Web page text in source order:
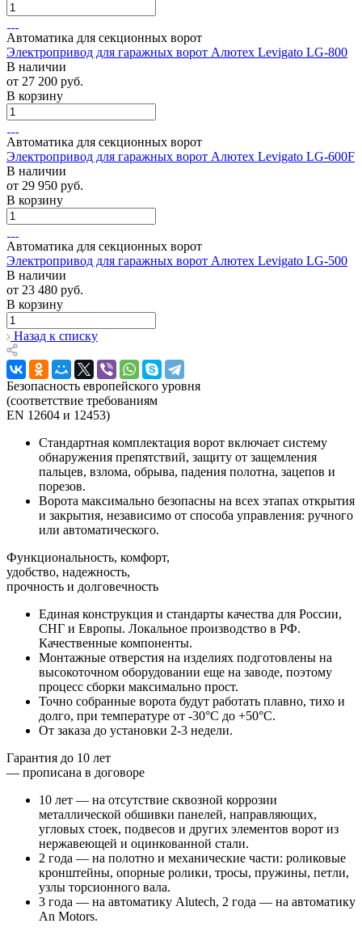
Автоматика для секционных ворот
Электропривод для гаражных ворот Алютех Levigato LG-800
В наличии
от 27 200 руб.
В корзину
Автоматика для секционных ворот
Электропривод для гаражных ворот Алютех Levigato LG-600F
В наличии
от 29 950 руб.
В корзину
Автоматика для секционных ворот
Электропривод для гаражных ворот Алютех Levigato LG-500
В наличии
от 23 480 руб.
В корзину
Назад к списку
Безопасность европейского уровня
(соответствие требованиям
EN 12604 и 12453)
Стандартная комплектация ворот включает систему
обнаружения препятствий, защиту от защемления
пальцев, взлома, обрыва, падения полотна, зацепов и
порезов.
Ворота максимально безопасны на всех этапах открытия
и закрытия, независимо от способа управления: ручного
или автоматического.
Функциональность, комфорт,
удобство, надежность,
прочность и долговечность
Единая конструкция и стандарты качества для России,
СНГ и Европы. Локальное производство в РФ.
Качественные компоненты.
Монтажные отверстия на изделиях подготовлены на
высокоточном оборудовании еще на заводе, поэтому
процесс сборки максимально прост.
Точно собранные ворота будут работать плавно, тихо и
долго, при температуре от -30°C до +50°C.
От заказа до установки 2-3 недели.
Гарантия до 10 лет
— прописана в договоре
10 лет — на отсутствие сквозной коррозии
металлической обшивки панелей, направляющих,
угловых стоек, подвесов и других элементов ворот из
нержавеющей и оцинкованной стали.
2 года — на полотно и механические части: роликовые
кронштейны, опорные ролики, тросы, пружины, петли,
узлы торсионного вала.
3 года — на автоматику Alutech, 2 года — на автоматику
An Motors.